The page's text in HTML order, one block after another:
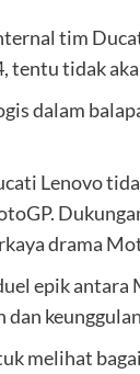
tim
tidak
dalam
Lenovo
drama
epik
dan
melihat